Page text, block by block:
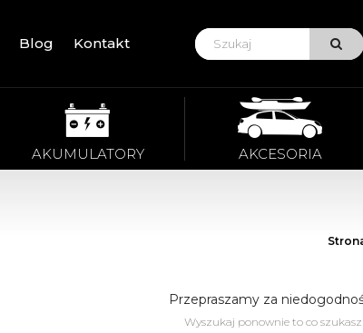
Blog Kontakt VIEW
AKUMULATORY AKCESORIA
Przepraszamy za
Wyszukaj ponownie to co szukasz